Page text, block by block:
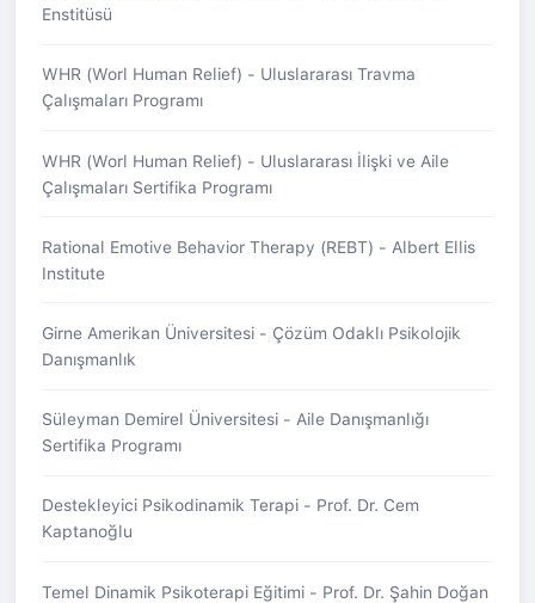
Enstitüsü
WHR (Worl Human Relief) - Uluslararası Travma
Çalışmaları Programı
WHR (Worl Human Relief) - Uluslararası İlişki ve Aile
Çalışmaları Sertifika Programı
Rational Emotive Behavior Therapy (REBT) - Albert Ellis
Institute
Girne Amerikan Üniversitesi - Çözüm Odaklı Psikolojik
Danışmanlık
Süleyman Demirel Üniversitesi - Aile Danışmanlığı
Sertifika Programı
Destekleyici Psikodinamik Terapi - Prof. Dr. Cem
Kaptanoğlu
Temel Dinamik Psikoterapi Eğitimi - Prof. Dr. Şahin Doğan